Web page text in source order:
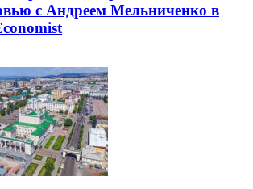
с Андреем Мельниченко в